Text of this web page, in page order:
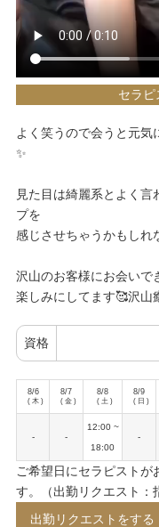
セラピ
よく笑うので会うと元
✨️
見た目は綺麗系とよく
プを
感じさせちゃうかもしれ
沢山のお客様にお会いで
楽しみにしてます🥰沢山
資格
8/6
( 木 )
8/7
( 金 )
8/8
( 土 )
8/9
( 日 )
- -
12:00 ~
18:00
-
ご希望日にセラピストが
す。（出勤リクエスト：
出勤リクエストをする